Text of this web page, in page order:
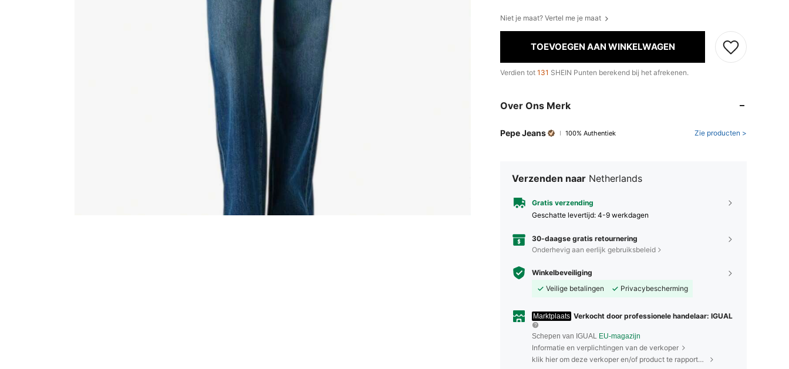
Niet je maat? Vertel me je maat
TOEVOEGEN AAN WINKELWAGEN
Verdien tot 131 SHEIN Punten berekend bij het afrekenen.
Over Ons Merk
Pepe Jeans 100% Authentiek Zie producten >
Verzenden naar Netherlands
Gratis verzending
Geschatte levertijd: 4-9 werkdagen
30-daagse gratis retournering
Onderhevig aan eerlijk gebruiksbeleid
Winkelbeveiliging
Veilige betalingen
Privacybescherming
Marktplaats Verkocht door professionele handelaar: IGUAL
Schepen van IGUAL EU-magazijn
Informatie en verplichtingen van de verkoper
klik hier om deze verkoper en/of product te rapporteren.